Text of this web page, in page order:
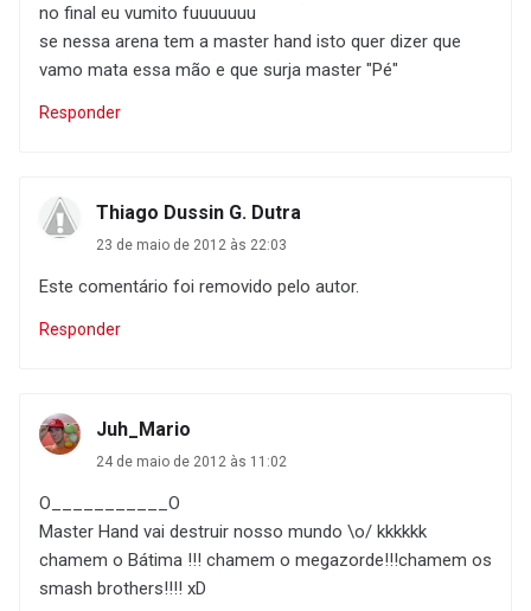
no final eu vumito fuuuuuuu
se nessa arena tem a master hand isto quer dizer que
vamo mata essa mão e que surja master "Pé"
Responder
Thiago Dussin G. Dutra
23 de maio de 2012 às 22:03
Este comentário foi removido pelo autor.
Responder
Juh_Mario
24 de maio de 2012 às 11:02
O___________O
Master Hand vai destruir nosso mundo \o/ kkkkkk
chamem o Bátima !!! chamem o megazorde!!!chamem os
smash brothers!!!! xD